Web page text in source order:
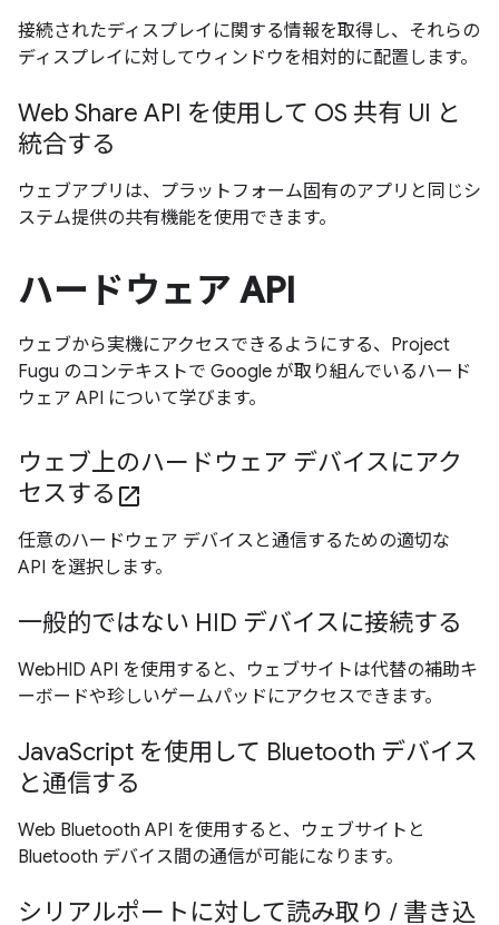
接続されたディスプレイに関する情報を取得し、それらの
ディスプレイに対してウィンドウを相対的に配置します。
Web Share API を使用して OS 共有 UI と
統合する
ウェブアプリは、プラットフォーム固有のアプリと同じシ
ステム提供の共有機能を使用できます。
ハードウェア API
ウェブから実機にアクセスできるようにする、Project
Fugu のコンテキストで Google が取り組んでいるハード
ウェア API について学びます。
ウェブ上のハードウェア デバイスにアク
セスする open_in_new
任意のハードウェア デバイスと通信するための適切な
API を選択します。
一般的ではない HID デバイスに接続する
WebHID API を使用すると、ウェブサイトは代替の補助キ
ーボードや珍しいゲームパッドにアクセスできます。
JavaScript を使用して Bluetooth デバイス
と通信する
Web Bluetooth API を使用すると、ウェブサイトと
Bluetooth デバイス間の通信が可能になります。
シリアルポートに対して読み取り / 書き込